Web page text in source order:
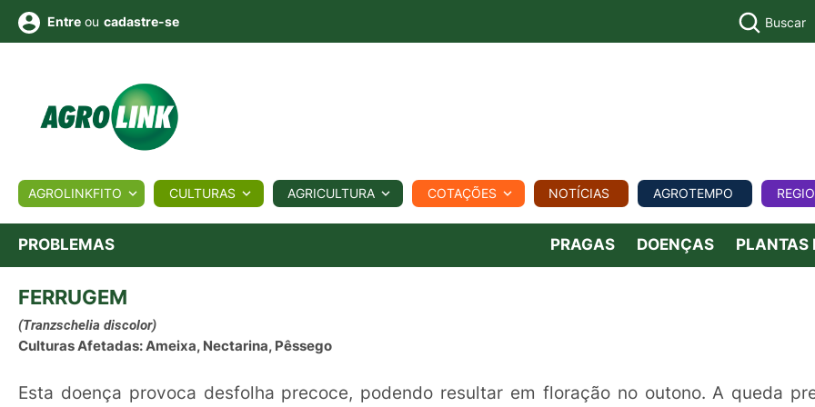
BIOLÓGICOS COTAÇÕES NOTÍCIAS AGROTEMPO REGIONAL COMERCIAL AGROVIAGENS
Conversor Colunistas
Entre ou cadastre-se Buscar
AGROLINKFITO CULTURAS AGRICULTURA COTAÇÕES NOTÍCIAS AGROTEMPO
PROBLEMAS PRAGAS DOENÇAS PLANTAS
FERRUGEM
(Tranzschelia discolor)
Culturas Afetadas: Ameixa, Nectarina, Pêssego
Esta doença provoca desfolha precoce, podendo resultar em floração no outono. A queda